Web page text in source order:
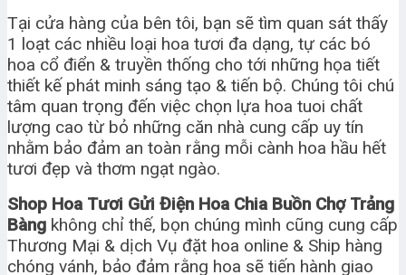
Tại cửa hàng của bên tôi, bạn sẽ tìm quan sát thấy
1 loạt các nhiều loại hoa tươi đa dạng, tự các bó
hoa cổ điển & truyền thống cho tới những họa tiết
thiết kế phát minh sáng tạo & tiến bộ. Chúng tôi chú
tâm quan trọng đến việc chọn lựa hoa tuoi chất
lượng cao từ bỏ những căn nhà cung cấp uy tín
nhằm bảo đảm an toàn rằng mỗi cành hoa hầu hết
tươi đẹp và thơm ngạt ngào.
Shop Hoa Tươi Gửi Điện Hoa Chia Buồn Chợ Trảng
Bàng không chỉ thế, bọn chúng mình cũng cung cấp
Thương Mại & dịch Vụ đặt hoa online & Ship hàng
chóng vánh, bảo đảm rằng hoa sẽ tiến hành giao